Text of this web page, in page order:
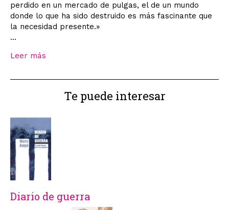
perdido en un mercado de pulgas, el de un mundo
donde lo que ha sido destruido es más fascinante que
la necesidad presente.»
...
Leer más
Te puede interesar
Diario de guerra